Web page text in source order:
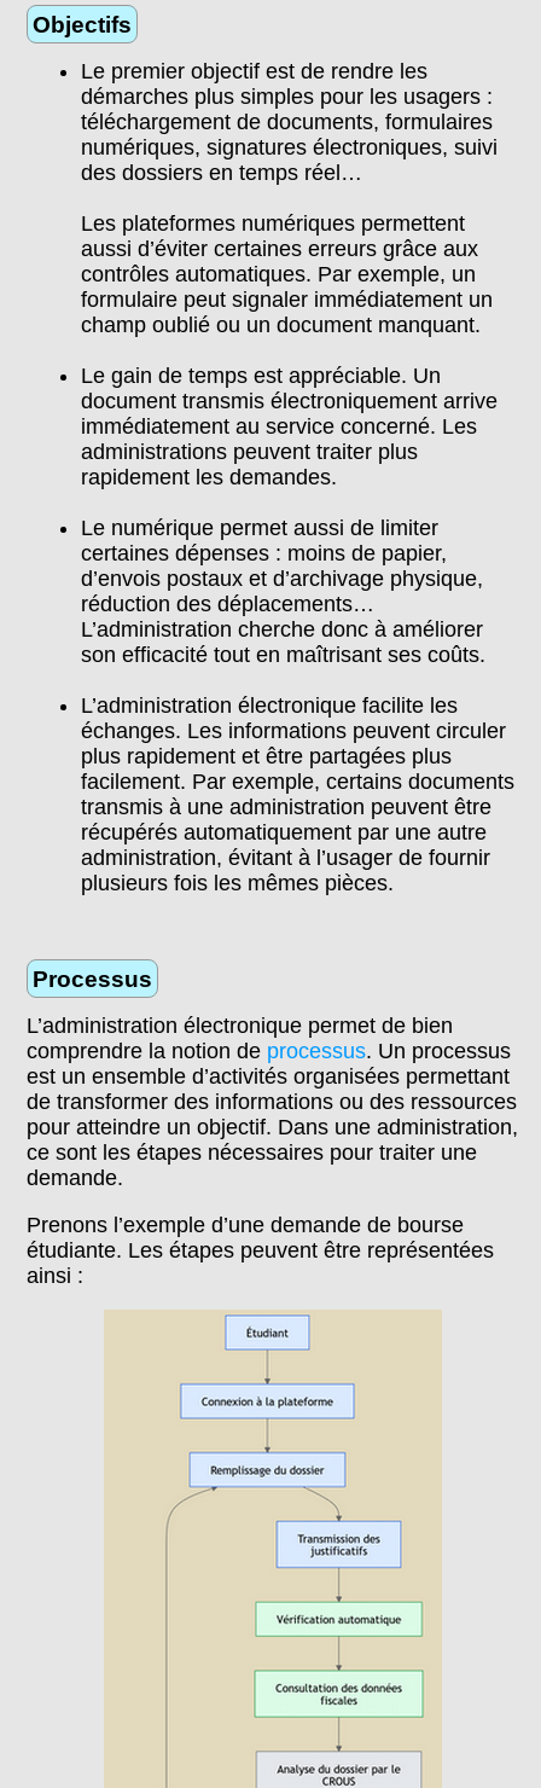
Objectifs
Le premier objectif est de rendre les
démarches plus simples pour les usagers :
téléchargement de documents, formulaires
numériques, signatures électroniques, suivi
des dossiers en temps réel…
Les plateformes numériques permettent
aussi d’éviter certaines erreurs grâce aux
contrôles automatiques. Par exemple, un
formulaire peut signaler immédiatement un
champ oublié ou un document manquant.
Le gain de temps est appréciable. Un
document transmis électroniquement arrive
immédiatement au service concerné. Les
administrations peuvent traiter plus
rapidement les demandes.
Le numérique permet aussi de limiter
certaines dépenses : moins de papier,
d’envois postaux et d’archivage physique,
réduction des déplacements…
L’administration cherche donc à améliorer
son efficacité tout en maîtrisant ses coûts.
L’administration électronique facilite les
échanges. Les informations peuvent circuler
plus rapidement et être partagées plus
facilement. Par exemple, certains documents
transmis à une administration peuvent être
récupérés automatiquement par une autre
administration, évitant à l’usager de fournir
plusieurs fois les mêmes pièces.
Processus
L’administration électronique permet de bien
comprendre la notion de processus. Un processus
est un ensemble d’activités organisées permettant
de transformer des informations ou des ressources
pour atteindre un objectif. Dans une administration,
ce sont les étapes nécessaires pour traiter une
demande.
Prenons l’exemple d’une demande de bourse
étudiante. Les étapes peuvent être représentées
ainsi :